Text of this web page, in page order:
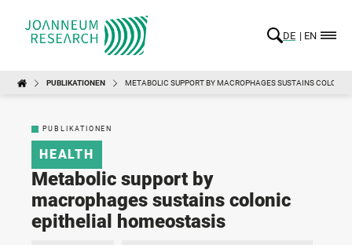
DE EN
PUBLIKATIONEN METABOLIC SUPPORT BY MACROPHAGES SUSTAINS
PUBLIKATIONEN
HEALTH
Metabolic support by
macrophages sustains colonic
epithelial homeostasis